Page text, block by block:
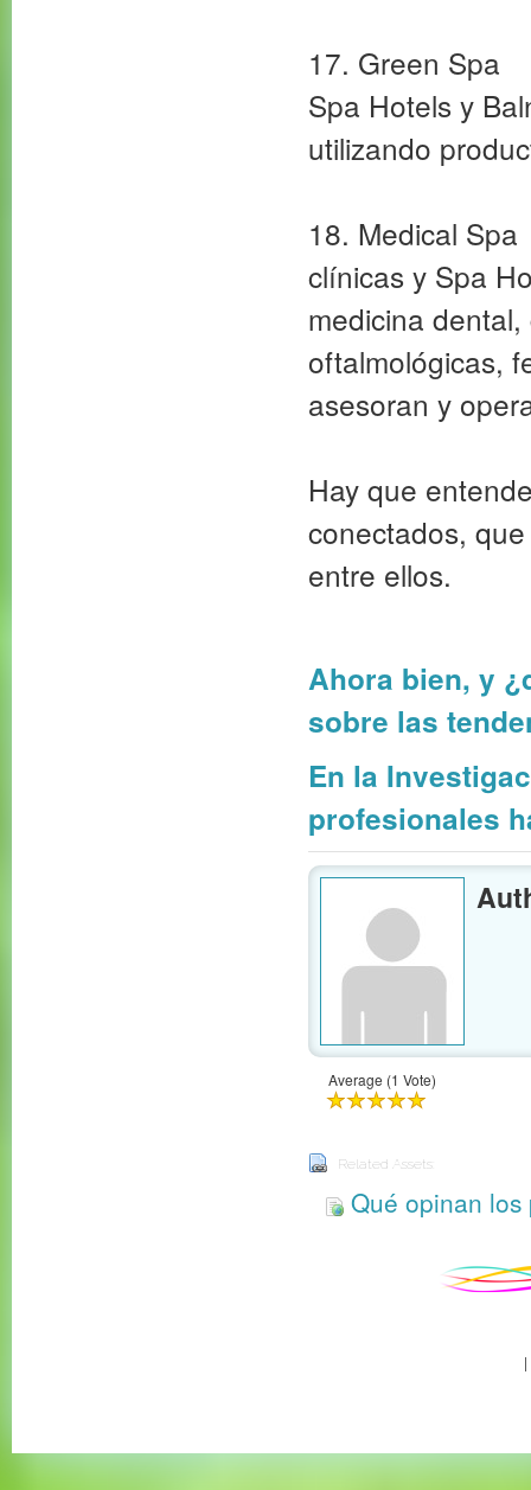
17. Green Spa
Spa Hotels y
utilizando
18. Medical Spa
clínicas y Spa
medicina
oftalmológicas,
asesoran y
Hay que
conectados,
entre ellos.
Ahora bien, y
sobre las
En la
profesionales
Average (1 Vote)
Related Assets:
Qué opinan
|